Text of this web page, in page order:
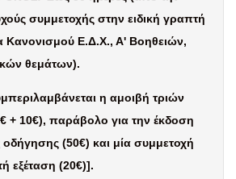
συμμετοχής στην ειδική γραπτή
Κανονισμού Ε.Δ.Χ., Α' Βοηθειών,
θεμάτων).
η αμοιβή τριών
+ 10€), παράβολο για την έκδοση
οδήγησης (50€) και μία συμμετοχή
εξέταση (20€)].